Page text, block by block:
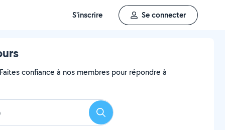
S'inscrire Se connecter
confiance à nos membres pour répondre à
Rechercher